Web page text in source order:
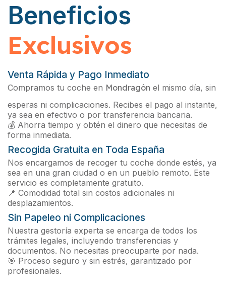
Beneficios
Exclusivos
Venta Rápida y Pago Inmediato
Compramos tu coche en Mondragón el mismo día, sin
esperas ni complicaciones. Recibes el pago al instante,
ya sea en efectivo o por transferencia bancaria.
💰 Ahorra tiempo y obtén el dinero que necesitas de
forma inmediata.
Recogida Gratuita en Toda España
Nos encargamos de recoger tu coche donde estés, ya
sea en una gran ciudad o en un pueblo remoto. Este
servicio es completamente gratuito.
📍 Comodidad total sin costos adicionales ni
desplazamientos.
Sin Papeleo ni Complicaciones
Nuestra gestoría experta se encarga de todos los
trámites legales, incluyendo transferencias y
documentos. No necesitas preocuparte por nada.
🎯 Proceso seguro y sin estrés, garantizado por
profesionales.